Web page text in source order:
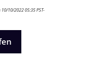
10/2022 05:35 PST-